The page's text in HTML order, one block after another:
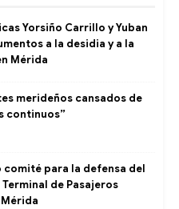
Yorsiño Carrillo y Yuban
a la desidia y a la
Mérida
merideños cansados de
continuos”
para la defensa del
de Pasajeros